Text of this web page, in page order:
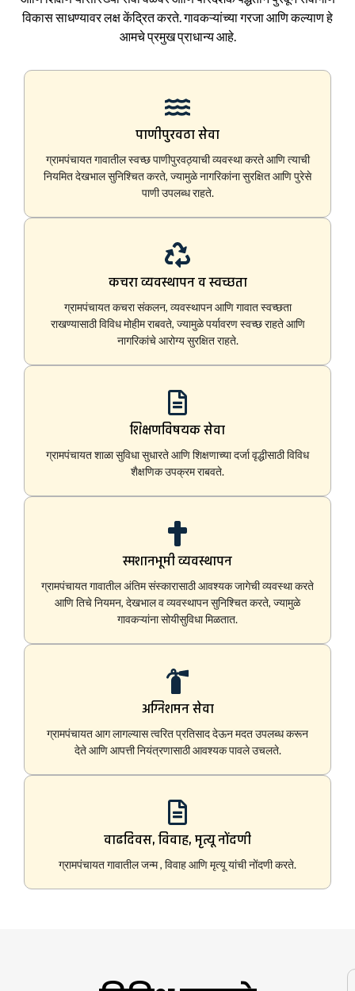
विकास साधण्यावर लक्ष केंद्रित करते. गावकऱ्यांच्या गरजा आणि कल्याण हे
आमचे प्रमुख प्राधान्य आहे.
पाणीपुरवठा सेवा
ग्रामपंचायत गावातील स्वच्छ पाणीपुरवठ्याची व्यवस्था करते आणि त्याची
नियमित देखभाल सुनिश्चित करते, ज्यामुळे नागरिकांना सुरक्षित आणि पुरेसे
पाणी उपलब्ध राहते.
कचरा व्यवस्थापन व स्वच्छता
ग्रामपंचायत कचरा संकलन, व्यवस्थापन आणि गावात स्वच्छता
राखण्यासाठी विविध मोहीम राबवते, ज्यामुळे पर्यावरण स्वच्छ राहते आणि
नागरिकांचे आरोग्य सुरक्षित राहते.
शिक्षणविषयक सेवा
ग्रामपंचायत शाळा सुविधा सुधारते आणि शिक्षणाच्या दर्जा वृद्धीसाठी विविध
शैक्षणिक उपक्रम राबवते.
स्मशानभूमी व्यवस्थापन
ग्रामपंचायत गावातील अंतिम संस्कारासाठी आवश्यक जागेची व्यवस्था करते
आणि तिचे नियमन, देखभाल व व्यवस्थापन सुनिश्चित करते, ज्यामुळे
गावकऱ्यांना सोयीसुविधा मिळतात.
अग्निशमन सेवा
ग्रामपंचायत आग लागल्यास त्वरित प्रतिसाद देऊन मदत उपलब्ध करून
देते आणि आपत्ती नियंत्रणासाठी आवश्यक पावले उचलते.
वाढदिवस, विवाह, मृत्यू नोंदणी
ग्रामपंचायत गावातील जन्म , विवाह आणि मृत्यू यांची नोंदणी करते.